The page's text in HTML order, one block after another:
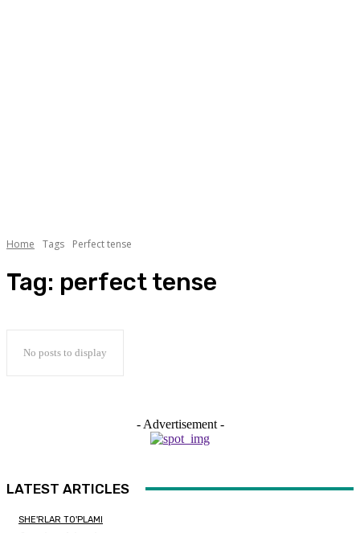
Home Tags Perfect tense
Tag: perfect tense
No posts to display
- Advertisement -
LATEST ARTICLES
SHE'RLAR TO'PLAMI